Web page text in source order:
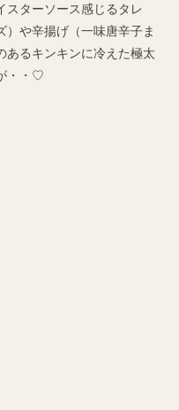
スターソース感じるタレ
）や辛揚げ（一味唐辛子ま
あるキンキンに冷えた極太
・・♡